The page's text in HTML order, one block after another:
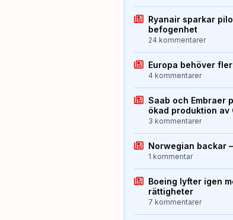
Ryanair sparkar
befogenhet
24 kommentarer
Europa behöver
4 kommentarer
Saab och Embraer
ökad produktion av
3 kommentarer
Norwegian backar
1 kommentar
Boeing lyfter igen
rättigheter
7 kommentarer